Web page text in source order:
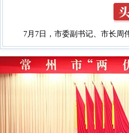
7月6日，市委副书记、市长周